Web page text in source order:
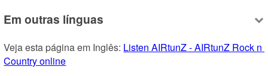
Em outras línguas
Veja esta página em Inglês: Listen AIRtunZ - AIRtunZ Rock n
Country online